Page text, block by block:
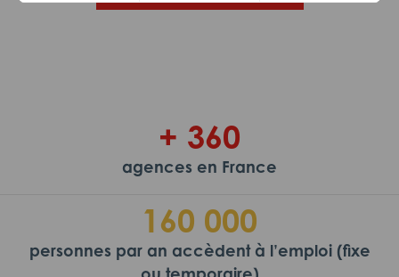
+ 360
agences en France
160 000
personnes par an accèdent à l’emploi (fixe